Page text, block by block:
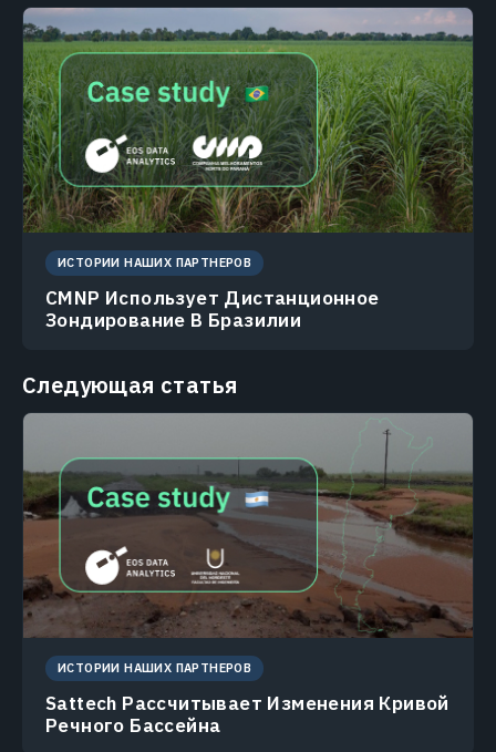
ИСТОРИИ НАШИХ ПАРТНЕРОВ
CMNP Использует Дистанционное
Зондирование В Бразилии
Следующая статья
ИСТОРИИ НАШИХ ПАРТНЕРОВ
Sattech Рассчитывает Изменения Кривой
Речного Бассейна